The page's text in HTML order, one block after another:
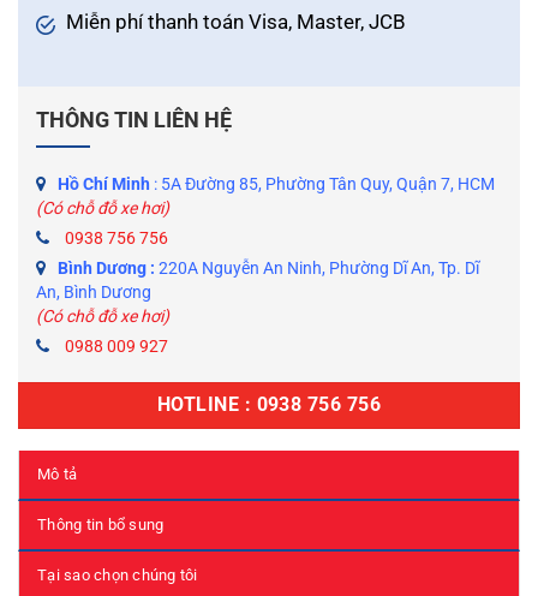
Miễn phí thanh toán Visa, Master, JCB
THÔNG TIN LIÊN HỆ
Hồ Chí Minh : 5A Đường 85, Phường Tân Quy, Quận 7, HCM
(Có chỗ đỗ xe hơi)
0938 756 756
Bình Dương : 220A Nguyễn An Ninh, Phường Dĩ An, Tp. Dĩ
An, Bình Dương
(Có chỗ đỗ xe hơi)
0988 009 927
HOTLINE : 0938 756 756
Mô tả
Thông tin bổ sung
Tại sao chọn chúng tôi